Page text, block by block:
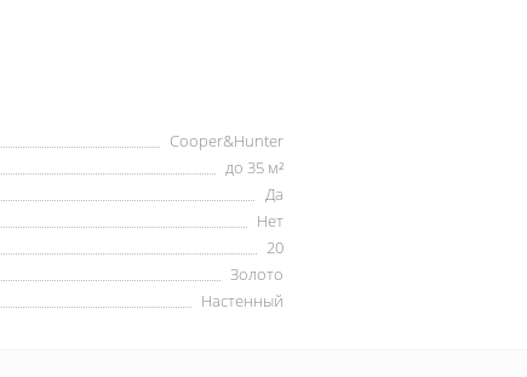
Cooper&Hunter
до 35 м²
Да
Нет
20
Золото
Настенный